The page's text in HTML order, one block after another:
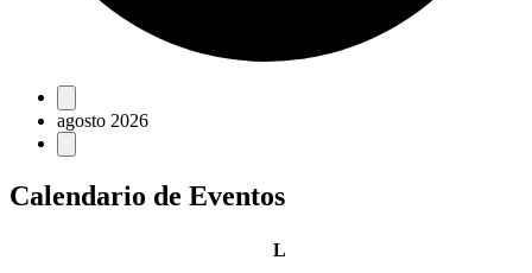
Eventos
agosto 2026
Calendario de Eventos
Llunes